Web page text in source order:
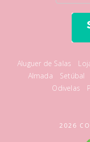
Aluguer de Salas
Almada
Setúbal
Odivelas
2026